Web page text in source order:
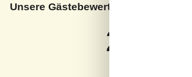
Unsere Gästebewertungen
2,0